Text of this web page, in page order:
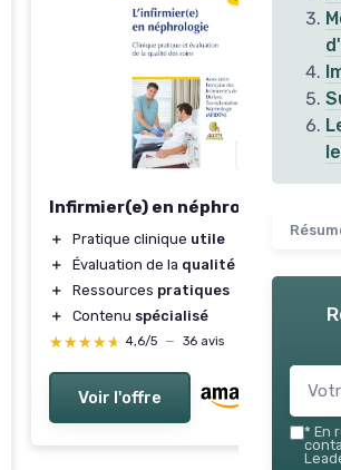
Infirmier(e) en néphrologie
＋ Pratique clinique utile
＋
Évaluation de la qualité
＋
Ressources pratiques
＋
Contenu spécialisé
★★★★★
★★★★★ 4,6/5 — 36 avis
Voir l'offre
* En